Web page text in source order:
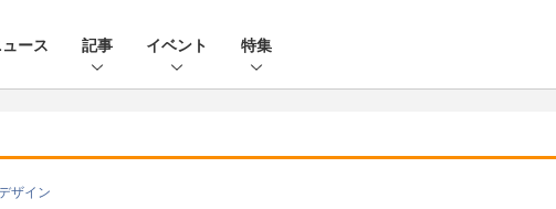
ース 記事 イベント 特集
ザイン